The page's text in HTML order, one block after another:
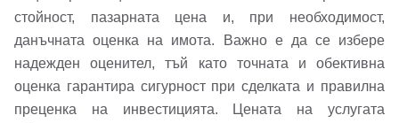
Добре дошъл!
стойност, пазарната цена и, при необходимост,
данъчната оценка на имота. Важно е да се избере
надежден оценител, тъй като точната и обективна
оценка гарантира сигурност при сделката и правилна
преценка на инвестицията. Цената на услугата